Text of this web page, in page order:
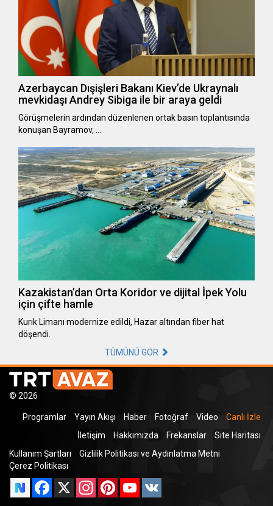
Azerbaycan Dışişleri Bakanı Kiev’de Ukraynalı
mevkidaşı Andrey Sibiga ile bir araya geldi
Görüşmelerin ardından düzenlenen ortak basın toplantısında
konuşan Bayramov, …
Kazakistan’dan Orta Koridor ve dijital İpek Yolu
için çifte hamle
Kurık Limanı modernize edildi, Hazar altından fiber hat
döşendi.
TÜMÜNÜ GÖR
© 2026
Programlar Yayın Akışı Haber Fotoğraf Video
Canlı İzle
İletişim
Hakkımızda Frekanslar
Site Haritası
Kullanım Şartları
Gizlilik Politikası ve Aydınlatma Metni
Çerez Politikası
Facebook
X InstagramPinterestYouTube